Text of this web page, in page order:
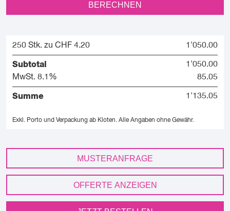
BERECHNEN
250 Stk. zu CHF 4.20 1'050.00
Subtotal
1'050.00
MwSt. 8.1%
85.05
Summe 1'135.05
Exkl. Porto und Verpackung ab Kloten. Alle Angaben ohne Gewähr.
MUSTERANFRAGE
OFFERTE ANZEIGEN